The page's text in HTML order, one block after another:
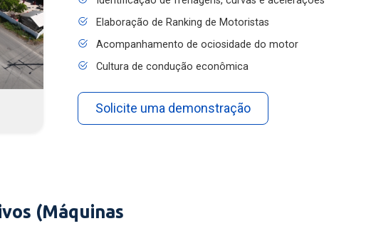
Elaboração de Ranking de Motoristas
Acompanhamento de ociosidade do motor
Cultura de condução econômica
Solicite uma demonstração
(Máquinas